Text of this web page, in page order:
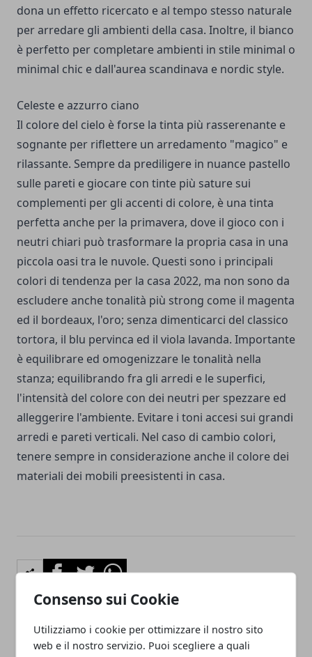
Consenso sui Cookie
Utilizziamo i cookie per ottimizzare il nostro sito
web e il nostro servizio. Puoi scegliere a quali
dona un effetto ricercato e al tempo stesso naturale
per arredare gli ambienti della casa. Inoltre, il bianco
è perfetto per completare ambienti in stile minimal o
minimal chic e dall'aurea scandinava e nordic style.
Celeste e azzurro ciano
Il colore del cielo è forse la tinta più rasserenante e
sognante per riflettere un arredamento "magico" e
rilassante. Sempre da prediligere in nuance pastello
sulle pareti e giocare con tinte più sature sui
complementi per gli accenti di colore, è una tinta
perfetta anche per la primavera, dove il gioco con i
neutri chiari può trasformare la propria casa in una
piccola oasi tra le nuvole. Questi sono i principali
colori di tendenza per la casa 2022, ma non sono da
escludere anche tonalità più strong come il magenta
ed il bordeaux, l'oro; senza dimenticarci del classico
tortora, il blu pervinca ed il viola lavanda. Importante
è equilibrare ed omogenizzare le tonalità nella
stanza; equilibrando fra gli arredi e le superfici,
l'intensità del colore con dei neutri per spezzare ed
alleggerire l'ambiente. Evitare i toni accesi sui grandi
arredi e pareti verticali. Nel caso di cambio colori,
tenere sempre in considerazione anche il colore dei
materiali dei mobili preesistenti in casa.
FacebookTwitterWhatsapp
Articolo Precedente Articolo Successivo